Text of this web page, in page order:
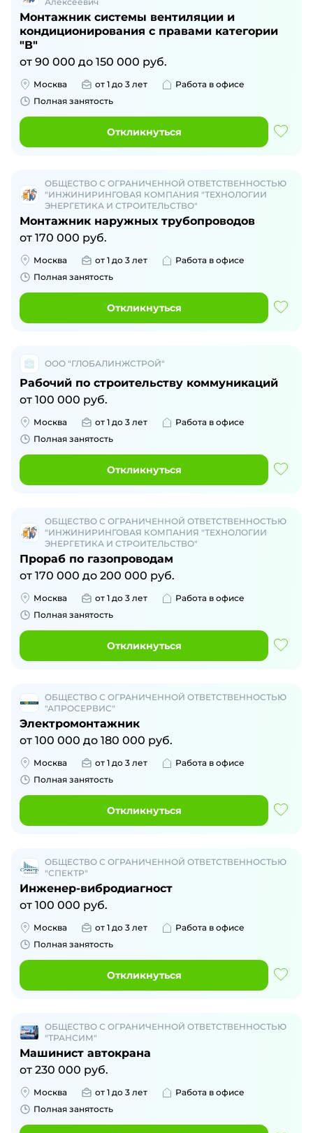
Монтажник системы вентиляции и
кондиционирования с правами категории
"В"
от 90 000 до 150 000 руб.
Москва от 1 до 3 лет
Работа в офисе
Полная занятость
Откликнуться
ОБЩЕСТВО С ОГРАНИЧЕННОЙ ОТВЕТСТВЕННОСТЬЮ
"ИНЖИНИРИНГОВАЯ КОМПАНИЯ "ТЕХНОЛОГИИ
ЭНЕРГЕТИКА И СТРОИТЕЛЬСТВО"
Монтажник наружных трубопроводов
от 170 000 руб.
Москва от 1 до 3 лет
Работа в офисе
Полная занятость
Откликнуться
ООО "ГЛОБАЛИНЖСТРОЙ"
Рабочий по строительству коммуникаций
от 100 000 руб.
Москва от 1 до 3 лет
Работа в офисе
Полная занятость
Откликнуться
ОБЩЕСТВО С ОГРАНИЧЕННОЙ ОТВЕТСТВЕННОСТЬЮ
"ИНЖИНИРИНГОВАЯ КОМПАНИЯ "ТЕХНОЛОГИИ
ЭНЕРГЕТИКА И СТРОИТЕЛЬСТВО"
Прораб по газопроводам
от 170 000 до 200 000 руб.
Москва от 1 до 3 лет
Работа в офисе
Полная занятость
Откликнуться
ОБЩЕСТВО С ОГРАНИЧЕННОЙ ОТВЕТСТВЕННОСТЬЮ
"АПРОСЕРВИС"
Электромонтажник
от 100 000 до 180 000 руб.
Москва от 1 до 3 лет
Работа в офисе
Полная занятость
Откликнуться
ОБЩЕСТВО С ОГРАНИЧЕННОЙ ОТВЕТСТВЕННОСТЬЮ
"СПЕКТР"
Инженер-вибродиагност
от 100 000 руб.
Москва от 1 до 3 лет
Работа в офисе
Полная занятость
Откликнуться
ОБЩЕСТВО С ОГРАНИЧЕННОЙ ОТВЕТСТВЕННОСТЬЮ
"ТРАНСИМ"
Машинист автокрана
от 230 000 руб.
Москва от 1 до 3 лет
Работа в офисе
Полная занятость